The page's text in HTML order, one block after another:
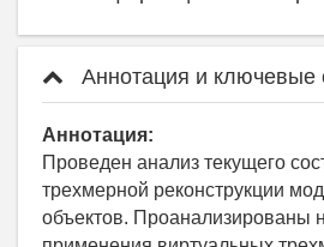
Аннотация и ключевые
Аннотация:
Проведен анализ текущего
трехмерной реконструкции
объектов. Проанализированы